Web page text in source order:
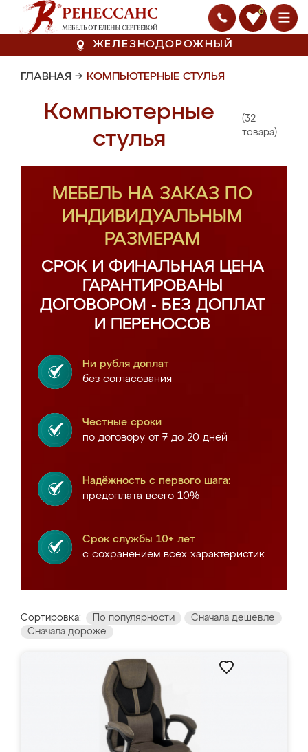
0
ЖЕЛЕЗНОДОРОЖНЫЙ
ГЛАВНАЯ → КОМПЬЮТЕРНЫЕ СТУЛЬЯ
Компьютерные
стулья
(32
товара)
МЕБЕЛЬ НА ЗАКАЗ ПО
ИНДИВИДУАЛЬНЫМ
РАЗМЕРАМ
СРОК И ФИНАЛЬНАЯ ЦЕНА
ГАРАНТИРОВАНЫ
ДОГОВОРОМ - БЕЗ ДОПЛАТ
И ПЕРЕНОСОВ
Ни рубля доплат
без согласования
Честные сроки
по договору от 7 до 20 дней
Надёжность с первого шага:
предоплата всего 10%
Срок службы 10+ лет
с сохранением всех характеристик
Сортировка: По популярности
Сначала дешевле
Сначала дороже